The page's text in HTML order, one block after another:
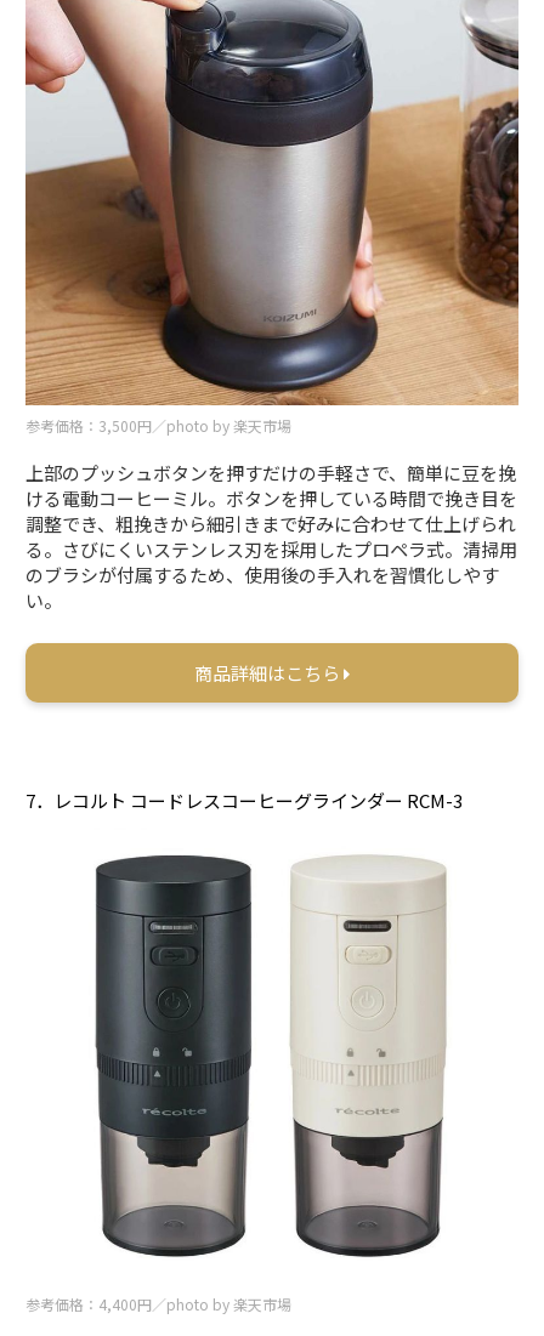
参考価格：3,500円／photo by 楽天市場
上部のプッシュボタンを押すだけの手軽さで、簡単に豆を挽
ける電動コーヒーミル。ボタンを押している時間で挽き目を
調整でき、粗挽きから細引きまで好みに合わせて仕上げられ
る。さびにくいステンレス刃を採用したプロペラ式。清掃用
のブラシが付属するため、使用後の手入れを習慣化しやす
い。
商品詳細はこちら
7．レコルト コードレスコーヒーグラインダー RCM-3
参考価格：4,400円／photo by 楽天市場